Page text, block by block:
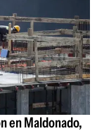
en Maldonado,